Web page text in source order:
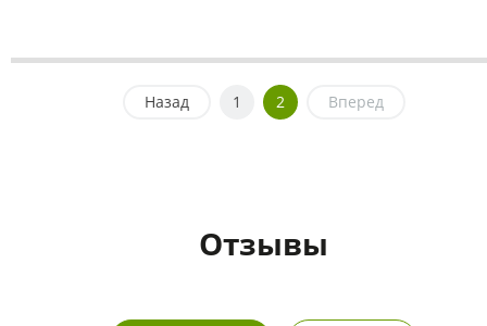
Назад 1 2 Вперед
Отзывы